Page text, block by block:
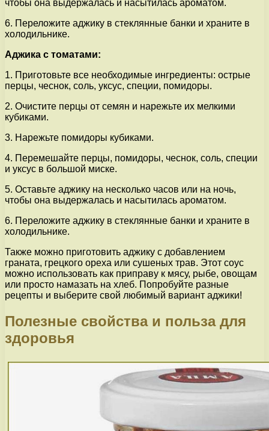
чтобы она выдержалась и насытилась ароматом.
6. Переложите аджику в стеклянные банки и храните в
холодильнике.
Аджика с томатами:
1. Приготовьте все необходимые ингредиенты: острые
перцы, чеснок, соль, уксус, специи, помидоры.
2. Очистите перцы от семян и нарежьте их мелкими
кубиками.
3. Нарежьте помидоры кубиками.
4. Перемешайте перцы, помидоры, чеснок, соль, специи
и уксус в большой миске.
5. Оставьте аджику на несколько часов или на ночь,
чтобы она выдержалась и насытилась ароматом.
6. Переложите аджику в стеклянные банки и храните в
холодильнике.
Также можно приготовить аджику с добавлением
граната, грецкого ореха или сушеных трав. Этот соус
можно использовать как приправу к мясу, рыбе, овощам
или просто намазать на хлеб. Попробуйте разные
рецепты и выберите свой любимый вариант аджики!
Полезные свойства и польза для
здоровья